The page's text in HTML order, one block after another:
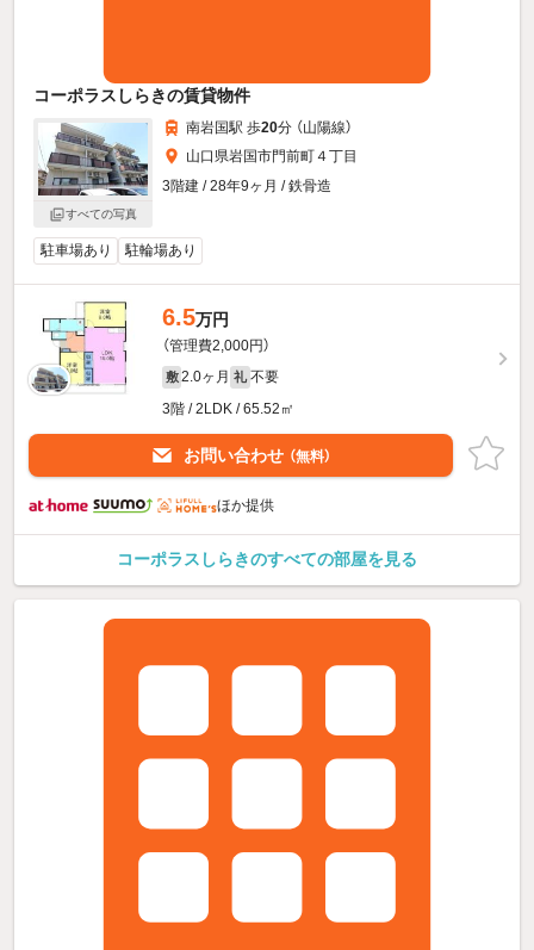
コーポラスしらきの賃貸物件
すべての写真
南岩国駅 歩20分 （山陽線）
山口県岩国市門前町４丁目
3階建 / 28年9ヶ月 / 鉄骨造
駐車場あり 駐輪場あり
6.5万円
（管理費2,000円）
敷 2.0ヶ月 礼 不要
3階 / 2LDK / 65.52㎡
お問い合わせ （無料）
ほか提供
コーポラスしらきのすべての部屋を見る